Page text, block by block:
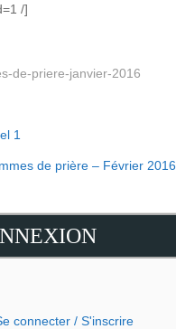
/]
de-priere-janvier-2016
1
de prière – Février 2016
connecter / S'inscrire